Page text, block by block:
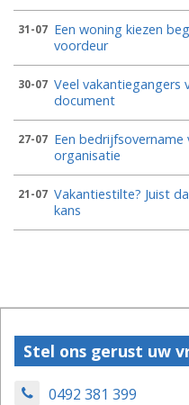
31-07 Een woning kiezen
voordeur
30-07 Veel vakantiegangers
document
27-07 Een
organisatie
21-07 Vakantiestilte? Juist
kans
Stel ons gerust uw
0492 381 399